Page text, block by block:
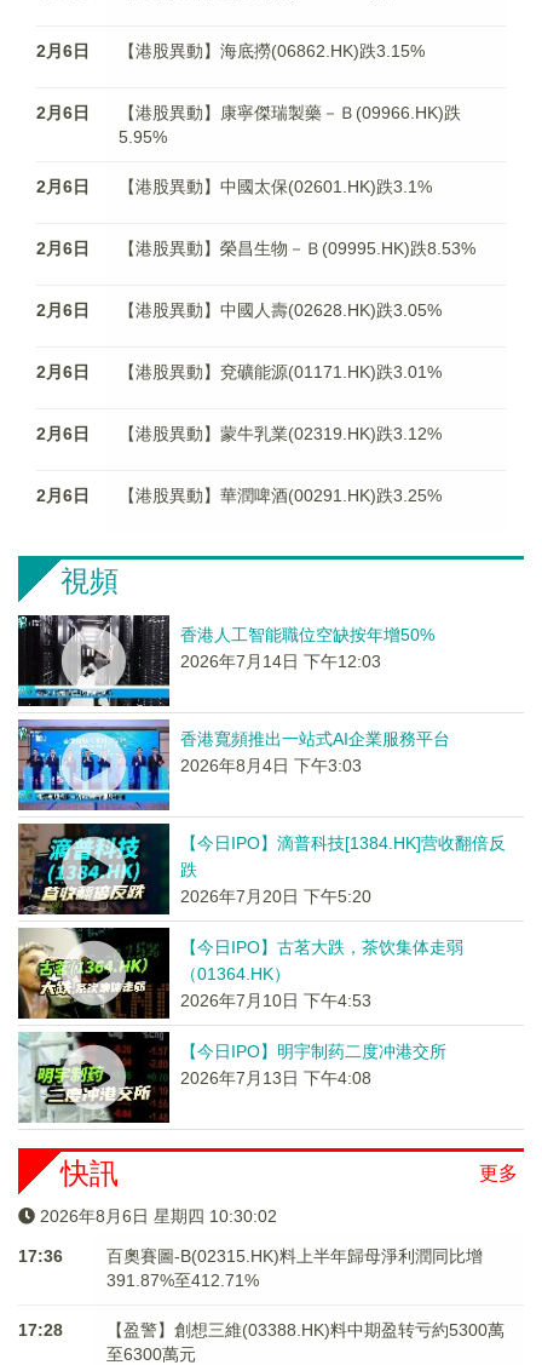
2月6日 【港股異動】海底撈(06862.HK)跌3.15%
2月6日
【港股異動】康寧傑瑞製藥－Ｂ(09966.HK)跌
5.95%
2月6日 【港股異動】中國太保(02601.HK)跌3.1%
2月6日 【港股異動】榮昌生物－Ｂ(09995.HK)跌8.53%
2月6日 【港股異動】中國人壽(02628.HK)跌3.05%
2月6日 【港股異動】兗礦能源(01171.HK)跌3.01%
2月6日 【港股異動】蒙牛乳業(02319.HK)跌3.12%
2月6日 【港股異動】華潤啤酒(00291.HK)跌3.25%
視頻
香港人工智能職位空缺按年增50%
2026年7月14日 下午12:03
香港寬頻推出一站式AI企業服務平台
2026年8月4日 下午3:03
【今日IPO】滴普科技[1384.HK]营收翻倍反
跌
2026年7月20日 下午5:20
【今日IPO】古茗大跌，茶饮集体走弱
（01364.HK）
2026年7月10日 下午4:53
【今日IPO】明宇制药二度冲港交所
2026年7月13日 下午4:08
更多
快訊
2026年8月6日 星期四 10:30:02
17:36
百奧賽圖-B(02315.HK)料上半年歸母淨利潤同比增
391.87%至412.71%
17:28
【盈警】創想三維(03388.HK)料中期盈转亏約5300萬
至6300萬元